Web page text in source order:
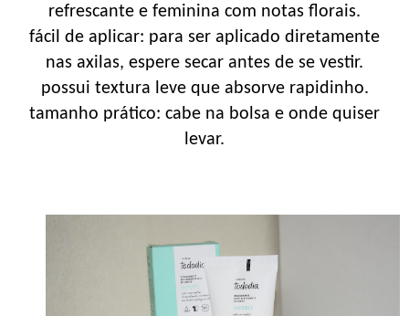
refrescante e feminina com notas florais.
fácil de aplicar: para ser aplicado diretamente
nas axilas, espere secar antes de se vestir.
possui textura leve que absorve rapidinho.
tamanho prático: cabe na bolsa e onde quiser
levar.